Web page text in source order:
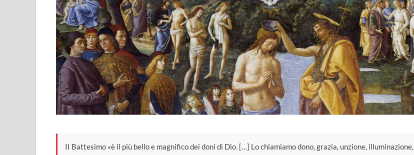
II Battesimo «è il più bello e magnifico dei doni di Dio. […] Lo chiamiamo dono, grazia, unzione, illuminazione,